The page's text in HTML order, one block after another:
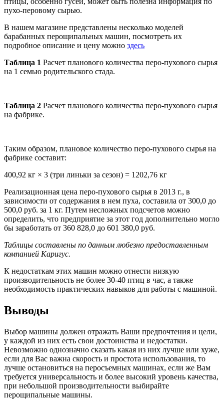
пухо-перовому сырью.
В нашем магазине представлены несколько моделей
барабанных перощипальных машин, посмотреть их
подробное описание и цену можно здесь
Таблица 1 Расчет планового количества перо-пухового сырья
на 1 семью родительского стада.
Таблица 2 Расчет планового количества перо-пухового сырья
на фабрике.
Таким образом, плановое количество перо-пухового сырья на
фабрике составит:
400,92 кг × 3 (три линьки за сезон) = 1202,76 кг
Реализационная цена перо-пухового сырья в 2013 г., в
зависимости от содержания в нем пуха, составила от 300,0 до
500,0 руб. за 1 кг. Путем несложных подсчетов можно
определить, что предприятие за этот год дополнительно могло
бы заработать от 360 828,0 до 601 380,0 руб.
Таблицы составлены по данным любезно предоставленным
компанией Каригус.
К недостаткам этих машин можно отнести низкую
производительность не более 30-40 птиц в час, а также
необходимость практических навыков для работы с машиной.
Выводы
Выбор машины должен отражать Ваши предпочтения и цели,
у каждой из них есть свои достоинства и недостатки.
Невозможно однозначно сказать какая из них лучше или хуже,
если для Вас важна скорость и простота использования, то
лучше остановиться на перосъемных машинах, если же Вам
требуется универсальность и более высокий уровень качества,
при небольшой производительности выбирайте
перощипальные машины.